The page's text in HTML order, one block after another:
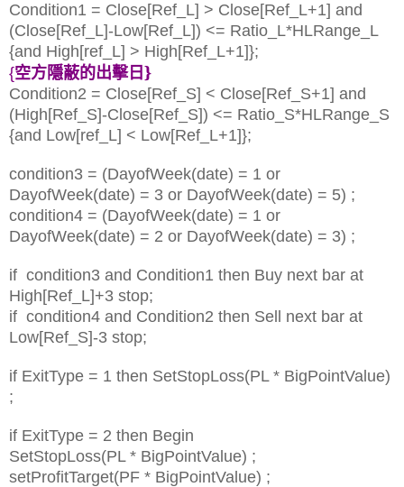
Condition1 = Close[Ref_L] > Close[Ref_L+1] and
(Close[Ref_L]-Low[Ref_L]) <= Ratio_L*HLRange_L
{and High[ref_L] > High[Ref_L+1]};
{空方隱蔽的出擊日}
Condition2 = Close[Ref_S] < Close[Ref_S+1] and
(High[Ref_S]-Close[Ref_S]) <= Ratio_S*HLRange_S
{and Low[ref_L] < Low[Ref_L+1]};
condition3 = (DayofWeek(date) = 1 or
DayofWeek(date) = 3 or DayofWeek(date) = 5) ;
condition4 = (DayofWeek(date) = 1 or
DayofWeek(date) = 2 or DayofWeek(date) = 3) ;
if condition3 and Condition1 then Buy next bar at
High[Ref_L]+3 stop;
if condition4 and Condition2 then Sell next bar at
Low[Ref_S]-3 stop;
if ExitType = 1 then SetStopLoss(PL * BigPointValue)
;
if ExitType = 2 then Begin
SetStopLoss(PL * BigPointValue) ;
setProfitTarget(PF * BigPointValue) ;